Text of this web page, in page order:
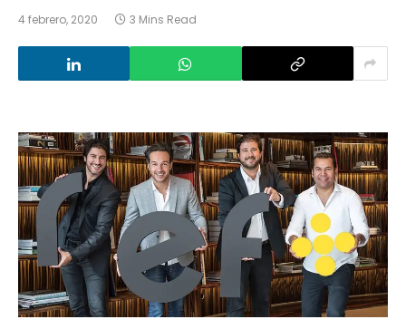
4 febrero, 2020 3 Mins Read